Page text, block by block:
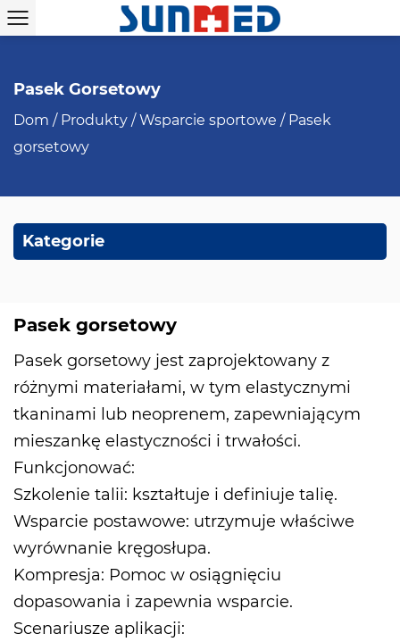
Pasek Gorsetowy
Dom / Produkty /Wsparcie sportowe / Pasek
gorsetowy
Kategorie
Pasek gorsetowy
Pasek gorsetowy jest zaprojektowany z
różnymi materiałami, w tym elastycznymi
tkaninami lub neoprenem, zapewniającym
mieszankę elastyczności i trwałości.
Funkcjonować:
Szkolenie talii: kształtuje i definiuje talię.
Wsparcie postawowe: utrzymuje właściwe
wyrównanie kręgosłupa.
Kompresja: Pomoc w osiągnięciu
dopasowania i zapewnia wsparcie.
Scenariusze aplikacji: